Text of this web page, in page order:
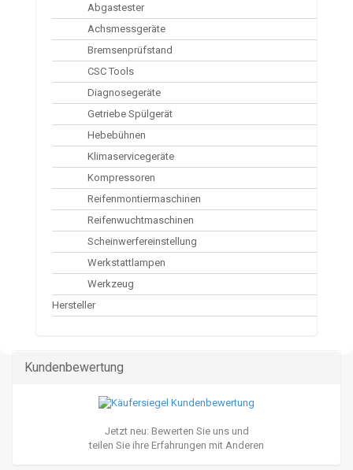
Abgastester
Achsmessgeräte
Bremsenprüfstand
CSC Tools
Diagnosegeräte
Getriebe Spülgerät
Hebebühnen
Klimaservicegeräte
Kompressoren
Reifenmontiermaschinen
Reifenwuchtmaschinen
Scheinwerfereinstellung
Werkstattlampen
Werkzeug
Hersteller
Kundenbewertung
Jetzt neu: Bewerten Sie uns und
teilen Sie ihre Erfahrungen mit Anderen